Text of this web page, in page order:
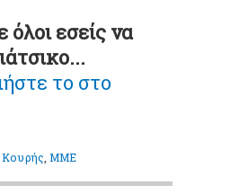
εσείς να
το στο
,Κουρής ,ΜΜΕ